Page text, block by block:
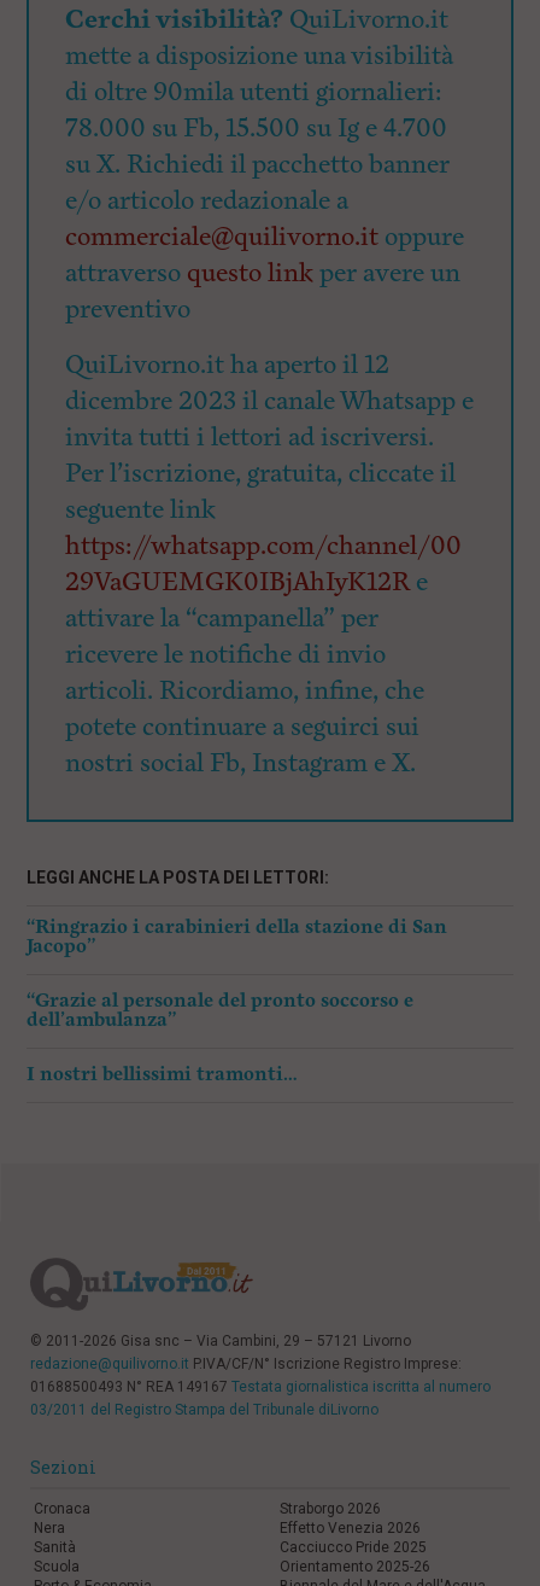
Cerchi visibilità? QuiLivorno.it
mette a disposizione una visibilità
di oltre 90mila utenti giornalieri:
78.000 su Fb, 15.500 su Ig e 4.700
su X. Richiedi il pacchetto banner
e/o articolo redazionale a
commerciale@quilivorno.it oppure
attraverso questo linkper avere un
preventivo
QuiLivorno.it ha aperto il 12
dicembre 2023 il canale Whatsapp e
invita tutti i lettori ad iscriversi.
Per l’iscrizione, gratuita, cliccate il
seguente link
https://whatsapp.com/channel/00
29VaGUEMGK0IBjAhIyK12Re
attivare la “campanella” per
ricevere le notifiche di invio
articoli. Ricordiamo, infine, che
potete continuare a seguirci sui
nostri social Fb, Instagram e X.
LEGGI ANCHE LA POSTA DEI LETTORI:
“Ringrazio i carabinieri della stazione di San
Jacopo”
“Grazie al personale del pronto soccorso e
dell’ambulanza”
I nostri bellissimi tramonti…
© 2011-2026 Gisa snc – Via Cambini, 29 – 57121 Livorno
redazione@quilivorno.it P.IVA/CF/N° Iscrizione Registro Imprese:
01688500493 N° REA 149167 Testata giornalistica iscritta al numero
03/2011 del Registro Stampa del Tribunale diLivorno
Sezioni
Cronaca
Nera
Sanità
Scuola
Straborgo 2026
Effetto Venezia 2026
Cacciucco Pride 2025
Orientamento 2025-26